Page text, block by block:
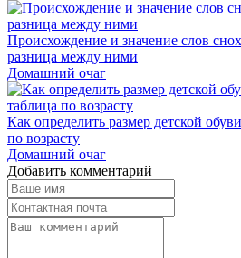
Происхождение и значение слов
разница между ними
Домашний очаг
Как определить размер детской
по возрасту
Домашний очаг
Добавить комментарий